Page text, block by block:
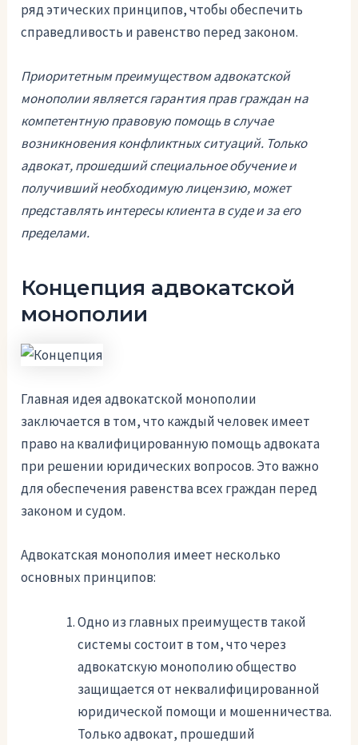
ряд этических принципов, чтобы обеспечить
справедливость и равенство перед законом.
Приоритетным преимуществом адвокатской
монополии является гарантия прав граждан на
компетентную правовую помощь в случае
возникновения конфликтных ситуаций. Только
адвокат, прошедший специальное обучение и
получивший необходимую лицензию, может
представлять интересы клиента в суде и за его
пределами.
Концепция адвокатской
монополии
Главная идея адвокатской монополии
заключается в том, что каждый человек имеет
право на квалифицированную помощь адвоката
при решении юридических вопросов. Это важно
для обеспечения равенства всех граждан перед
законом и судом.
Адвокатская монополия имеет несколько
основных принципов:
Одно из главных преимуществ такой
системы состоит в том, что через
адвокатскую монополию общество
защищается от неквалифицированной
юридической помощи и мошенничества.
Только адвокат, прошедший